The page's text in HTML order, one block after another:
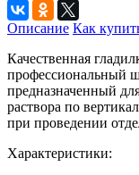
Описание Как
Качественная
профессиональный
предназначенный
раствора по
при проведении
Характеристики: